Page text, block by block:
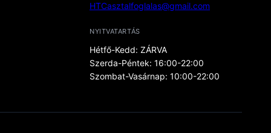
HTCasztalfoglalas@gmail.com
NYITVATARTÁS
Hétfő-Kedd: ZÁRVA
Szerda-Péntek: 16:00-22:00
Szombat-Vasárnap: 10:00-22:00